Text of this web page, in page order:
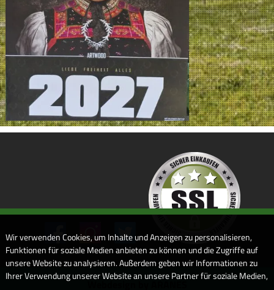
Webdesign by ARANES
Wir verwenden Cookies, um Inhalte und Anzeigen zu personalisieren,
Funktionen für soziale Medien anbieten zu können und die Zugriffe auf
unsere Website zu analysieren. Außerdem geben wir Informationen zu
Ihrer Verwendung unserer Website an unsere Partner für soziale Medien,